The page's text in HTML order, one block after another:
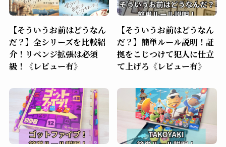
【そういうお前はどうなん
だ？】全シリーズを比較紹
介！リベンジ拡張は必須
級！《レビュー有》
【そういうお前はどうなん
だ？】簡単ルール説明！証
拠をこじつけて犯人に仕立
て上げろ《レビュー有》